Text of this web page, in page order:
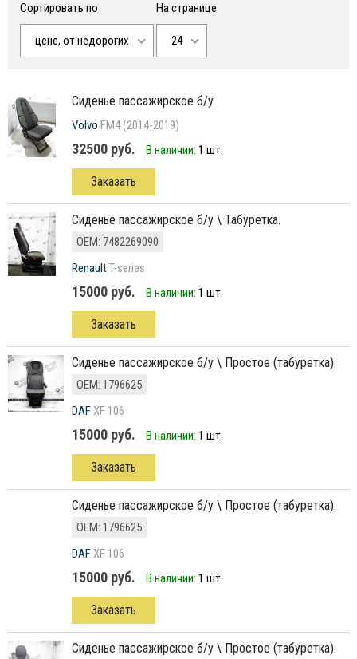
Сортировать по
цене, от недорогих
На странице
24
сиденье пассажирское б/у
Volvo FM4 (2014-2019)
32500 руб. В наличии: 1 шт.
Заказать
сиденье пассажирское б/у \ Табуретка.
ОЕМ: 7482269090
RenaultT-series
15000 руб. В наличии: 1 шт.
Заказать
Сиденье пассажирское б/у \ Простое (табуретка).
ОЕМ: 1796625
DAFXF 106
15000 руб. В наличии: 1 шт.
Заказать
Сиденье пассажирское б/у \ Простое (табуретка).
ОЕМ: 1796625
DAFXF 106
15000 руб. В наличии: 1 шт.
Заказать
сиденье пассажирское б/у \ Простое (табуретка).